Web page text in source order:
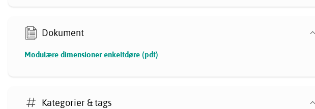
Dokument
Modulære dimensioner enkeltdøre (pdf)
Kategorier & tags